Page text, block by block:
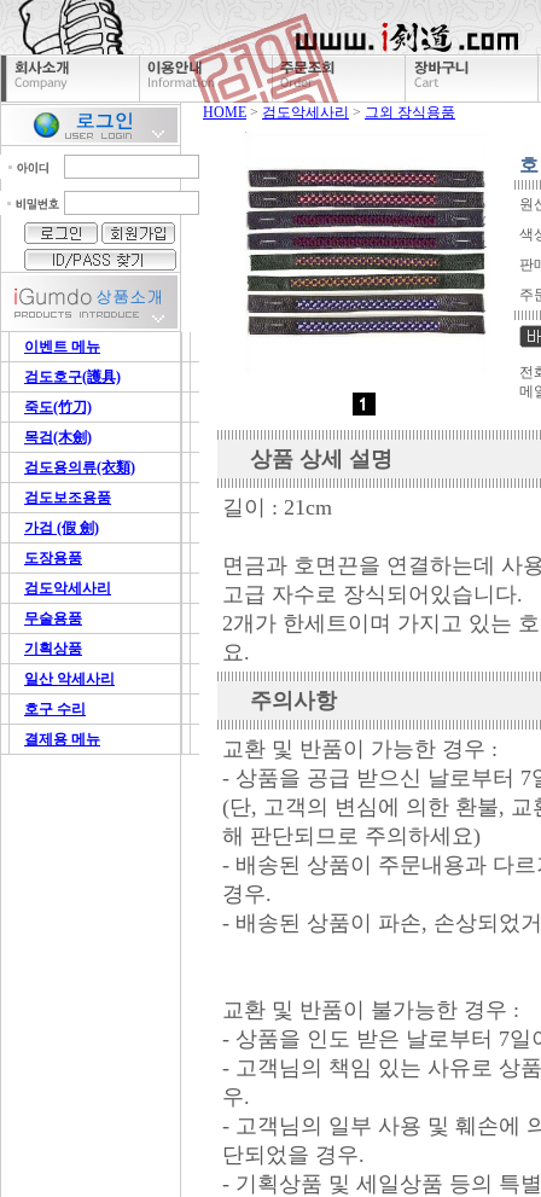
이벤트 메뉴
검도호구(護具)
죽도(竹刀)
목검(木劍)
검도용의류(衣類)
검도보조용품
가검 (假 劍)
도장용품
검도악세사리
무술용품
기획상품
일산 악세사리
호구 수리
결제용 메뉴
HOME > 검도악세사리 > 그외 장식용품
원
색
판
주
전
메
상품 상세 설명
길이 : 21cm
면금과 호면끈을 연결하는데 사
고급 자수로 장식되어있습니다.
2개가 한세트이며 가지고 있는
요.
주의사항
교환 및 반품이 가능한 경우 :
- 상품을 공급 받으신 날로부터 7
(단, 고객의 변심에 의한 환불,
해 판단되므로 주의하세요)
- 배송된 상품이 주문내용과 다
경우.
- 배송된 상품이 파손, 손상되었
교환 및 반품이 불가능한 경우 :
- 상품을 인도 받은 날로부터 7일
- 고객님의 책임 있는 사유로 상
우.
- 고객님의 일부 사용 및 훼손에
단되었을 경우.
- 기획상품 및 세일상품 등의 특